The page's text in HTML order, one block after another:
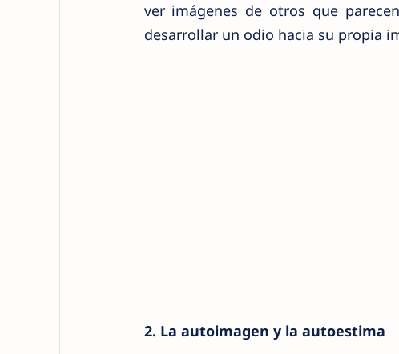
ver imágenes de otros que
desarrollar un odio hacia su propia
2. La autoimagen y la autoestima